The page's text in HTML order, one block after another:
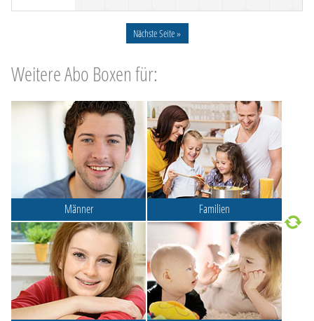
Nächste Seite »
Weitere Abo Boxen für:
Männer Familien